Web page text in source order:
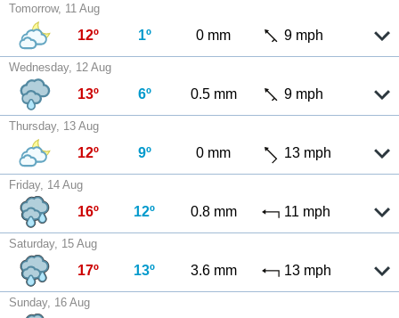
Tomorrow, 11 Aug
12º 1º 0 mm 9 mph
Wednesday, 12 Aug
13º 6º 0.5 mm 9 mph
Thursday, 13 Aug
12º 9º 0 mm 13 mph
Friday, 14 Aug
16º 12º 0.8 mm 11 mph
Saturday, 15 Aug
17º 13º 3.6 mm 13 mph
Sunday, 16 Aug